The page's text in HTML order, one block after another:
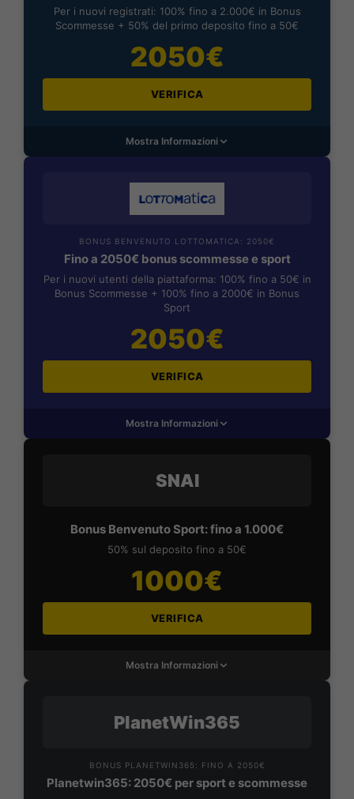
Per i nuovi registrati: 100% fino a 2.000€ in Bonus
Scommesse + 50% del primo deposito fino a 50€
2050€
VERIFICA
Mostra Informazioni
BONUS BENVENUTO LOTTOMATICA: 2050€
Fino a 2050€ bonus scommesse e sport
Per i nuovi utenti della piattaforma: 100% fino a 50€ in
Bonus Scommesse + 100% fino a 2000€ in Bonus
Sport
2050€
VERIFICA
Mostra Informazioni
SNAI
Bonus Benvenuto Sport: fino a 1.000€
50% sul deposito fino a 50€
1000€
VERIFICA
Mostra Informazioni
PlanetWin365
BONUS PLANETWIN365: FINO A 2050€
Planetwin365: 2050€ per sport e scommesse